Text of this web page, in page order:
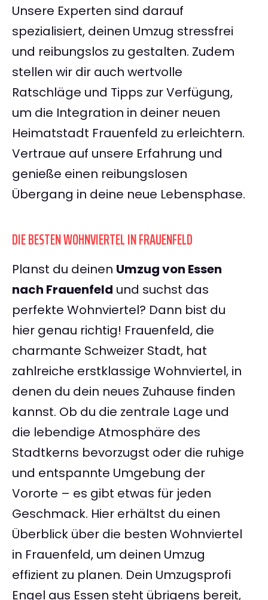
Unsere Experten sind darauf
spezialisiert, deinen Umzug stressfrei
und reibungslos zu gestalten. Zudem
stellen wir dir auch wertvolle
Ratschläge und Tipps zur Verfügung,
um die Integration in deiner neuen
Heimatstadt Frauenfeld zu erleichtern.
Vertraue auf unsere Erfahrung und
genieße einen reibungslosen
Übergang in deine neue Lebensphase.
DIE BESTEN WOHNVIERTEL IN FRAUENFELD
Planst du deinen Umzug von Essen
nach Frauenfeld und suchst das
perfekte Wohnviertel? Dann bist du
hier genau richtig! Frauenfeld, die
charmante Schweizer Stadt, hat
zahlreiche erstklassige Wohnviertel, in
denen du dein neues Zuhause finden
kannst. Ob du die zentrale Lage und
die lebendige Atmosphäre des
Stadtkerns bevorzugst oder die ruhige
und entspannte Umgebung der
Vororte – es gibt etwas für jeden
Geschmack. Hier erhältst du einen
Überblick über die besten Wohnviertel
in Frauenfeld, um deinen Umzug
effizient zu planen. Dein Umzugsprofi
Engel aus Essen steht übrigens bereit,